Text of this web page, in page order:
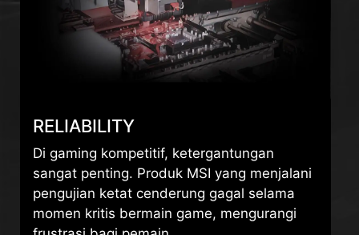
RELIABILITY
Di gaming kompetitif, ketergantungan
sangat penting. Produk MSI yang menjalani
pengujian ketat cenderung gagal selama
momen kritis bermain game, mengurangi